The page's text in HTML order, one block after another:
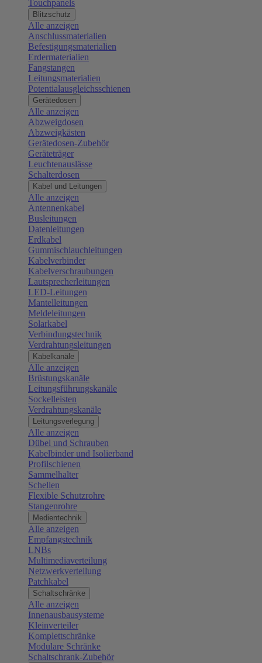
Touchpanels
Blitzschutz
Alle anzeigen
Anschlussmaterialien
Befestigungsmaterialien
Erdermaterialien
Fangstangen
Leitungsmaterialien
Potentialausgleichsschienen
Gerätedosen
Alle anzeigen
Abzweigdosen
Abzweigkästen
Gerätedosen-Zubehör
Geräteträger
Leuchtenauslässe
Schalterdosen
Kabel und Leitungen
Alle anzeigen
Antennenkabel
Busleitungen
Datenleitungen
Erdkabel
Gummischlauchleitungen
Kabelverbinder
Kabelverschraubungen
Lautsprecherleitungen
LED-Leitungen
Mantelleitungen
Meldeleitungen
Solarkabel
Verbindungstechnik
Verdrahtungsleitungen
Kabelkanäle
Alle anzeigen
Brüstungskanäle
Leitungsführungskanäle
Sockelleisten
Verdrahtungskanäle
Leitungsverlegung
Alle anzeigen
Dübel und Schrauben
Kabelbinder und Isolierband
Profilschienen
Sammelhalter
Schellen
Flexible Schutzrohre
Stangenrohre
Medientechnik
Alle anzeigen
Empfangstechnik
LNBs
Multimediaverteilung
Netzwerkverteilung
Patchkabel
Schaltschränke
Alle anzeigen
Innenausbausysteme
Kleinverteiler
Komplettschränke
Modulare Schränke
Schaltschrank-Zubehör